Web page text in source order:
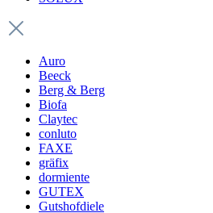
Auro
Beeck
Berg & Berg
Biofa
Claytec
conluto
FAXE
gräfix
dormiente
GUTEX
Gutshofdiele